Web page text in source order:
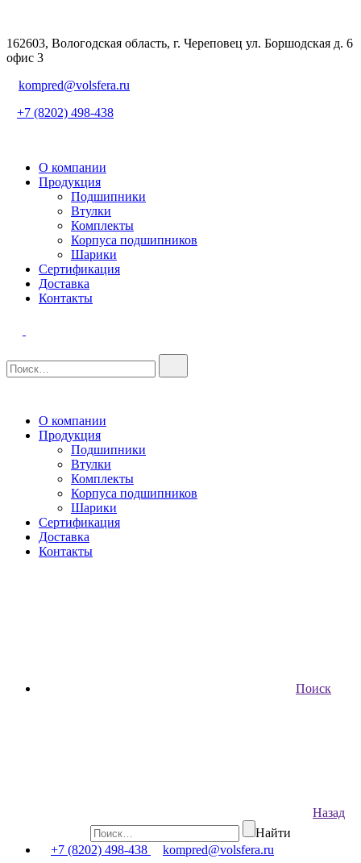
162603, Вологодская область, г. Череповец ул. Боршодская д. 6
офис 3
kompred@volsfera.ru
+7 (8202) 498-438
О компании
Продукция
Подшипники
Втулки
Комплекты
Корпуса подшипников
Шарики
Сертификация
Доставка
Контакты
О компании
Продукция
Подшипники
Втулки
Комплекты
Корпуса подшипников
Шарики
Сертификация
Доставка
Контакты
Поиск
Назад
Найти
+7 (8202) 498-438
kompred@volsfera.ru